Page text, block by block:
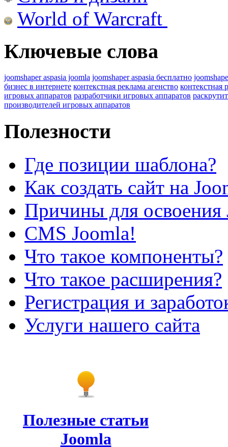
World of Warcraft
Ключевые слова
joomshaper aspasia joomla joomshaper aspasia бесплатно
бизнес в интернете контекстная реклама агенство контекстная
игровых аппаратов разработчики игровых аппаратов
производителей игровых аппаратов
Полезности
Где позиции шаблона?
Как создать сайт на
Причины для освоения
CMS Joomla!
Что такое компоненты?
Что такое расширения?
Регистрация и
Услуги нашего сайта
Полезные статьи
Joomla